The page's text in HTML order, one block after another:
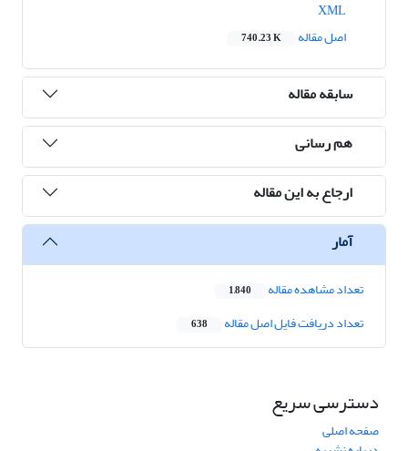
اصل مقاله
740.23 K
سابقه مقاله
هم رسانی
ارجاع به این مقاله
آمار
تعداد مشاهده مقاله 1,840
تعداد دریافت فایل اصل مقاله 638
دسترسی سریع
صفحه اصلی